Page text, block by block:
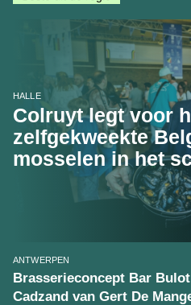
HALLE
Colruyt legt voor
zelfgekweekte
mosselen in het
ANTWERPEN
Brasserieconcept Bar Bulot
Cadzand van Gert De